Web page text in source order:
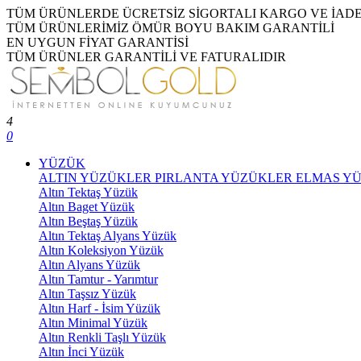
TÜM ÜRÜNLERDE ÜCRETSİZ SİGORTALI KARGO VE İADE
TÜM ÜRÜNLERİMİZ ÖMÜR BOYU BAKIM GARANTİLİ
EN UYGUN FİYAT GARANTİSİ
TÜM ÜRÜNLER GARANTİLİ VE FATURALIDIR
4
0
YÜZÜK
ALTIN YÜZÜKLER PIRLANTA YÜZÜKLER ELMAS
Altın Tektaş Yüzük
Altın Baget Yüzük
Altın Beştaş Yüzük
Altın Tektaş Alyans Yüzük
Altın Koleksiyon Yüzük
Altın Alyans Yüzük
Altın Tamtur - Yarımtur
Altın Taşsız Yüzük
Altın Harf - İsim Yüzük
Altın Minimal Yüzük
Altın Renkli Taşlı Yüzük
Altın İnci Yüzük